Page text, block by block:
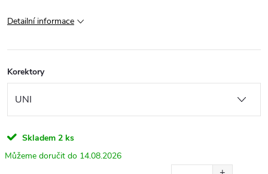
Detailní informace
Korektory
Skladem 2 ks
14.08.2026